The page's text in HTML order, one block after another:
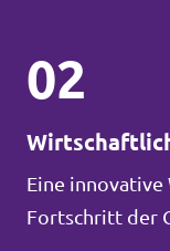
02
Eine
Fortschritt der